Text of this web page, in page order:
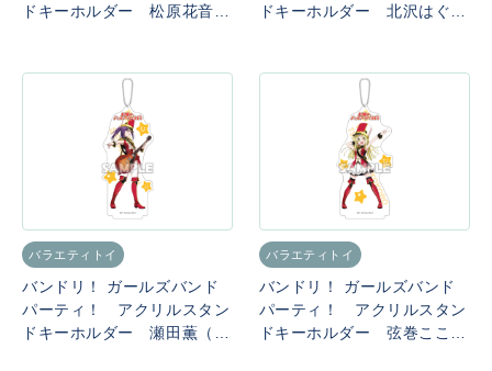
ドキーホルダー 松原花音
ドキーホルダー 北沢はぐみ
バラエティトイ
バンドリ！ ガールズバンド
パーティ！ アクリルスタン
ドキーホルダー 瀬田薫（ハ
バラエティトイ
バンドリ！ ガールズバンド
パーティ！ アクリルスタン
ドキーホルダー 弦巻こころ